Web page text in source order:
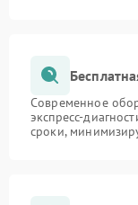
Современное
экспресс-
сроки,